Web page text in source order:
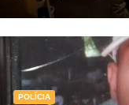
POLÍCIA